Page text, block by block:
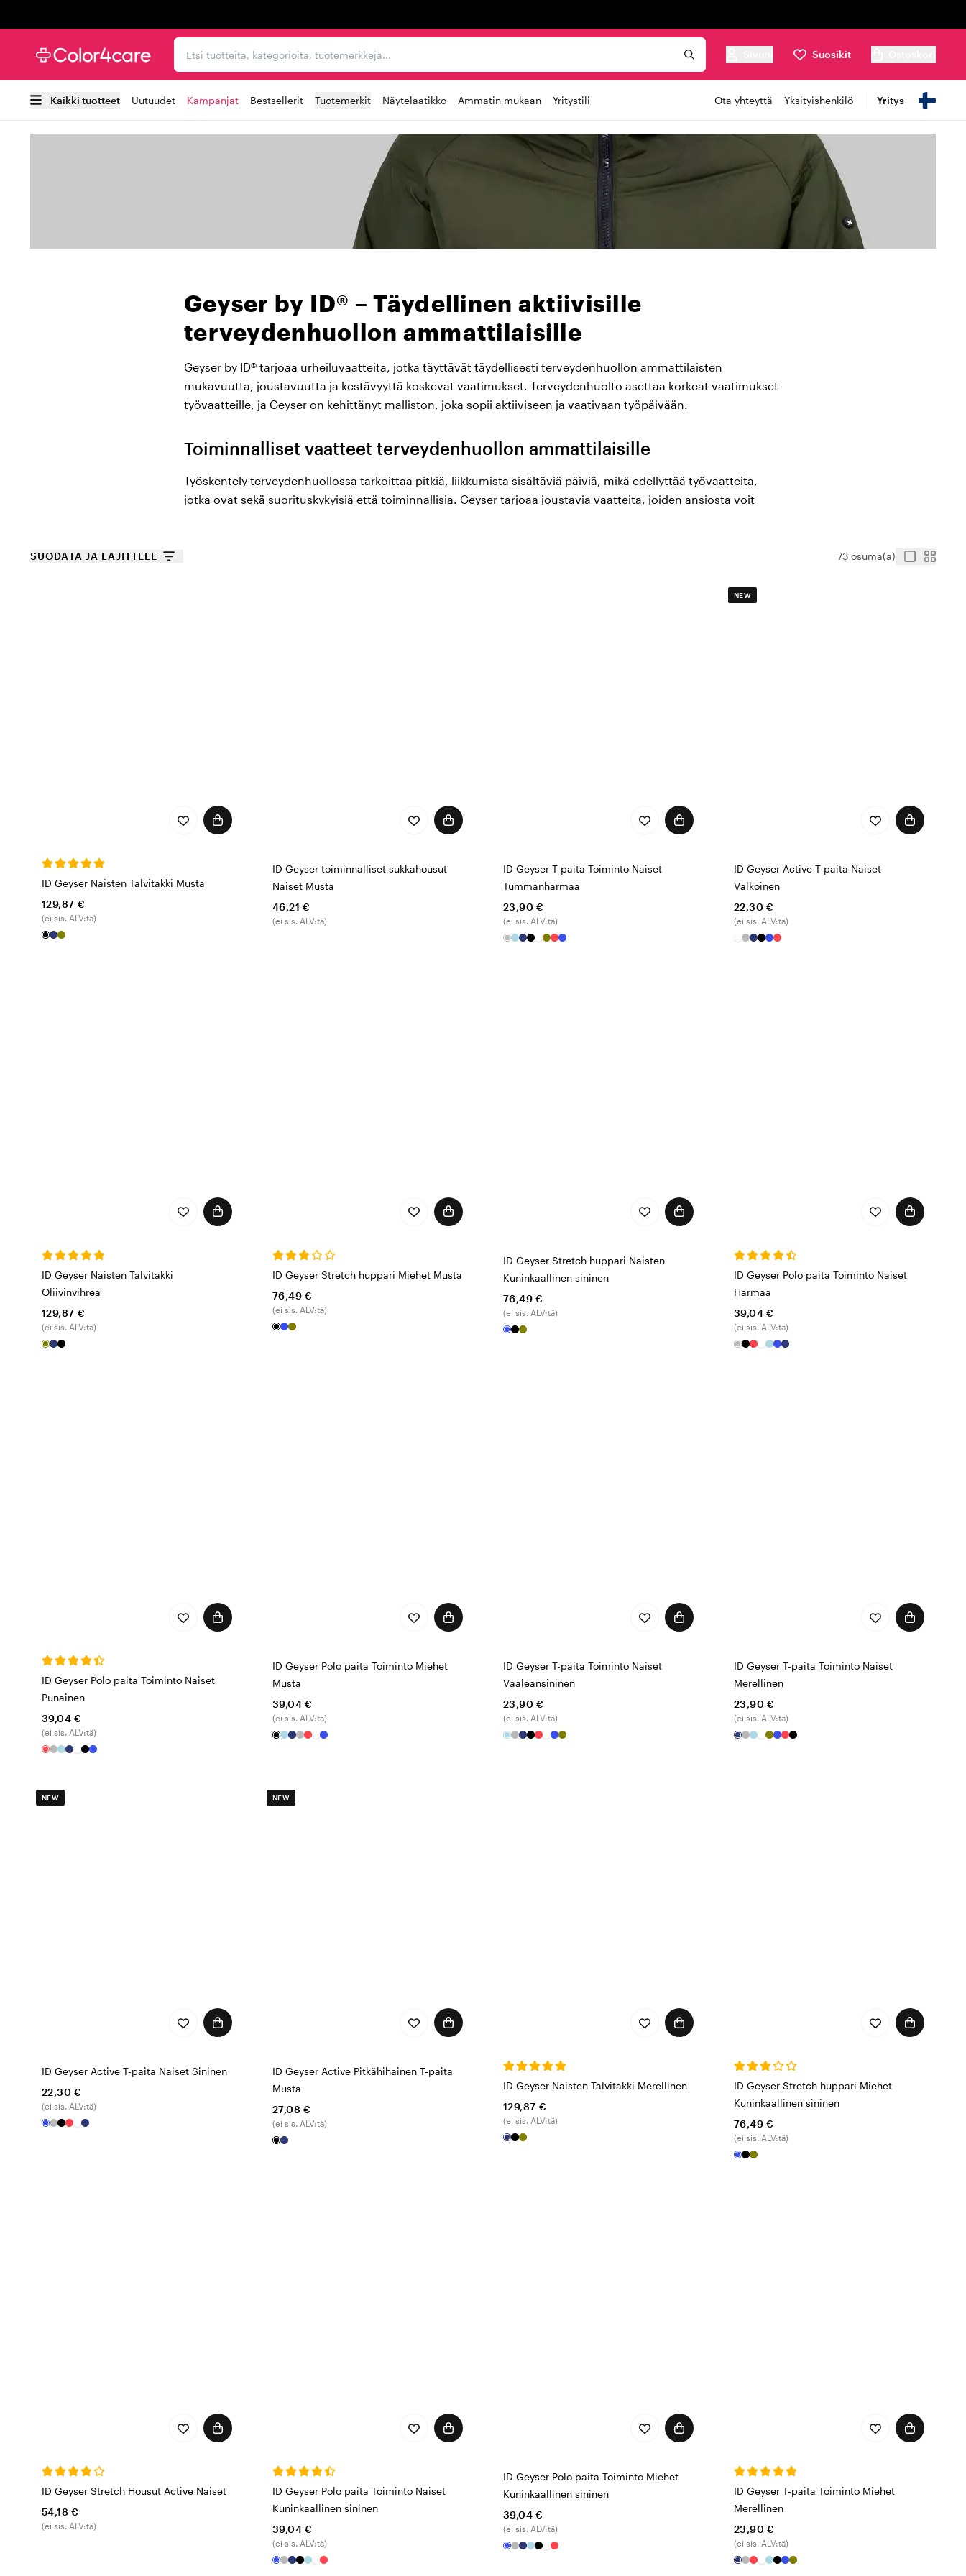
Etsi tuotteita, kategorioita, tuotemerkkejä...
Suosikit
Kaikki tuotteet Uutuudet Kampanjat Bestsellerit Tuotemerkit Näytelaatikko Ammatin mukaan Yritystili Ota yhteyttä Yksityishenkilö Yritys
Geyser by ID® – Täydellinen aktiivisille
terveydenhuollon ammattilaisille
Geyser by ID® tarjoaa urheiluvaatteita, jotka täyttävät täydellisesti terveydenhuollon ammattilaisten
mukavuutta, joustavuutta ja kestävyyttä koskevat vaatimukset. Terveydenhuolto asettaa korkeat vaatimukset
työvaatteille, ja Geyser on kehittänyt malliston, joka sopii aktiiviseen ja vaativaan työpäivään.
Toiminnalliset vaatteet terveydenhuollon ammattilaisille
Työskentely terveydenhuollossa tarkoittaa pitkiä, liikkumista sisältäviä päiviä, mikä edellyttää työvaatteita,
jotka ovat sekä suorituskykyisiä että toiminnallisia. Geyser tarjoaa joustavia vaatteita, joiden ansiosta voit
Kestävyys ja vastuullisuus
Terveydenhuollon ammattilaisille on tärkeää tuntea olonsa mukavaksi ja turvalliseksi, mutta on myös tärkeää
valmistusprosesseja, mikä tekee tuotteista ympäristötietoisen valinnan niille, jotka arvostavat sekä
toimivuutta että kestävyyttä.
Siirryt sitten nopeasti potilaiden välillä, työskentelet ulkona tai tarvitset vaatteita, jotka kestävät koko päivän,
SUODATA JA LAJITTELE 73 osuma(a)
ID Geyser Naisten Talvitakki Musta
129,87 €
(ei sis. ALV:tä)
ID Geyser toiminnalliset sukkahousut
Naiset Musta
46,21 €
(ei sis. ALV:tä)
ID Geyser T-paita Toiminto Naiset
Tummanharmaa
23,90 €
(ei sis. ALV:tä)
NEW
ID Geyser Active T-paita Naiset
Valkoinen
22,30 €
(ei sis. ALV:tä)
ID Geyser Naisten Talvitakki
Oliivinvihreä
129,87 €
(ei sis. ALV:tä)
ID Geyser Stretch huppari Miehet Musta
76,49 €
(ei sis. ALV:tä)
ID Geyser Stretch huppari Naisten
Kuninkaallinen sininen
76,49 €
(ei sis. ALV:tä)
ID Geyser Polo paita Toiminto Naiset
Harmaa
39,04 €
(ei sis. ALV:tä)
ID Geyser Polo paita Toiminto Naiset
Punainen
39,04 €
(ei sis. ALV:tä)
ID Geyser Polo paita Toiminto Miehet
Musta
39,04 €
(ei sis. ALV:tä)
ID Geyser T-paita Toiminto Naiset
Vaaleansininen
23,90 €
(ei sis. ALV:tä)
ID Geyser T-paita Toiminto Naiset
Merellinen
23,90 €
(ei sis. ALV:tä)
NEW
ID Geyser Active T-paita Naiset Sininen
22,30 €
(ei sis. ALV:tä)
NEW
ID Geyser Active Pitkähihainen T-paita
Musta
27,08 €
(ei sis. ALV:tä)
ID Geyser Naisten Talvitakki Merellinen
129,87 €
(ei sis. ALV:tä)
ID Geyser Stretch huppari Miehet
Kuninkaallinen sininen
76,49 €
(ei sis. ALV:tä)
ID Geyser Stretch Housut Active Naiset
54,18 €
(ei sis. ALV:tä)
ID Geyser Polo paita Toiminto Naiset
Kuninkaallinen sininen
39,04 €
(ei sis. ALV:tä)
ID Geyser Polo paita Toiminto Miehet
Kuninkaallinen sininen
39,04 €
(ei sis. ALV:tä)
ID Geyser T-paita Toiminto Miehet
Merellinen
23,90 €
(ei sis. ALV:tä)